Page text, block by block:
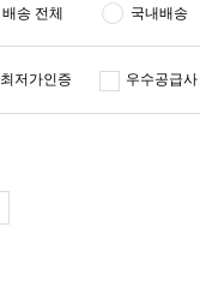
배송 전체 국내배송
최저가인증 우수공급사